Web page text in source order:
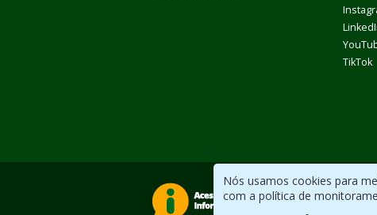
Nós usamos cookies para
com a política de
TikTok